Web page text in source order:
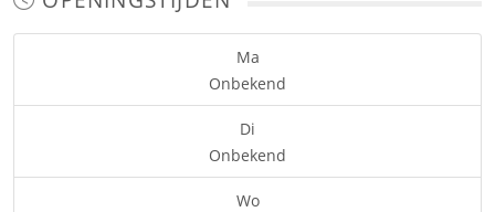
Ma
Onbekend
Di
Onbekend
Wo